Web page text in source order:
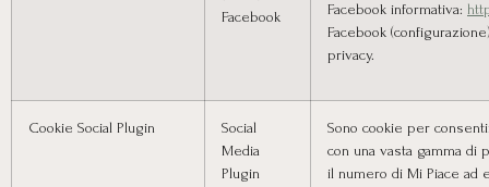
Facebook
Facebook informativa:
Facebook
privacy.
Cookie Social Plugin
Social
Media
Plugin
Sono cookie per
con una vasta gamma di
il numero di Mi Piace ad